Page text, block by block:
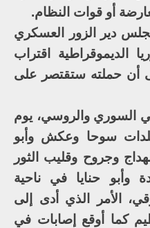
أو قوات النظام.
دير الزور العسكري
الديموقراطية اقتراب
أن حملته ستقتصر على
السوري والروسي، يوم
سوحا وعكش وأبو
وجروح وقليب الثور
وأبو حنايا في ناحية
الأمر الذي أدى إلى
كما أوقع إصابات في